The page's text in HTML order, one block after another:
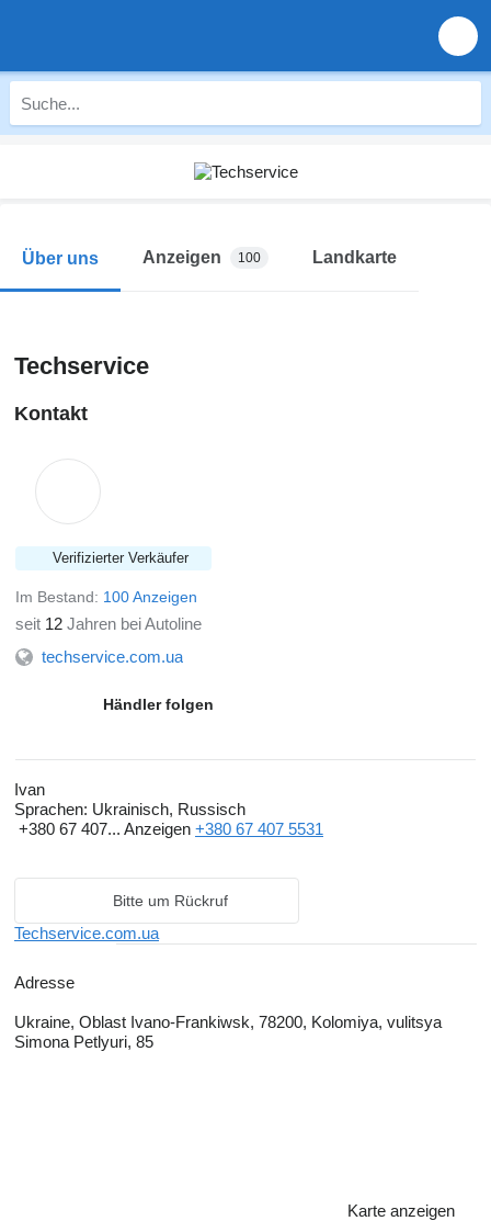
Über uns Anzeigen 100 Landkarte
Techservice
Kontakt
Verifizierter Verkäufer
Im Bestand: 100 Anzeigen
seit 12 Jahren bei Autoline
techservice.com.ua
Händler folgen
Ivan
Sprachen: Ukrainisch, Russisch
+380 67 407... Anzeigen +380 67 407 5531
Bitte um Rückruf
Techservice.com.ua
Adresse
Ukraine, Oblast Ivano-Frankiwsk, 78200, Kolomiya, vulitsya
Simona Petlyuri, 85
Karte anzeigen